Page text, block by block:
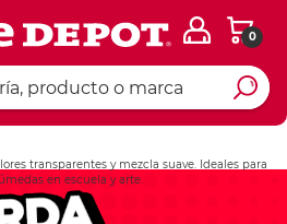
0
transparentes y mezcla suave. Ideales para
en escuela y arte.
Ingresar Codigo